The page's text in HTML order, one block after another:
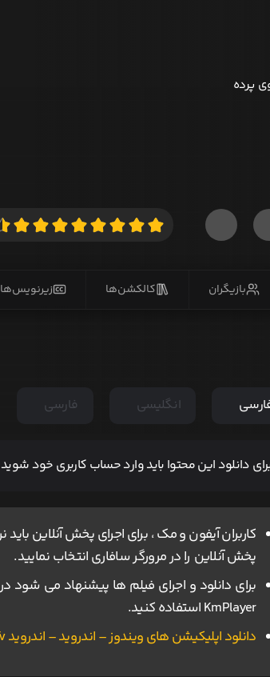
پرده
بازیگران کالکشن‌ها زیرنویس‌ها
انگلیسی فارسی
دانلود این محتوا باید وارد حساب کاربری خود شوید
پخش آنلاین را در مرورگر سافاری انتخاب نمایید.
KmPlayer استفاده کنید.
دانلود اپلیکیشن های ویندوز – اندروید – اندروید Tv و IOS ناین مووی.